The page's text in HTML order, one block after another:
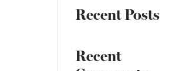
Recent Posts
Recent